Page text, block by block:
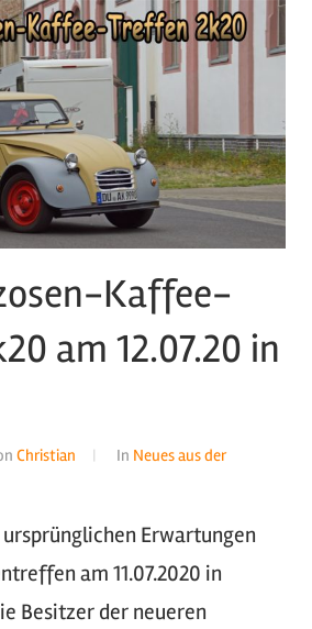
Kaffee-
am 12.07.20 in
Christian In Neues aus der
Erwartungen
am 11.07.2020 in
Besitzer der neueren